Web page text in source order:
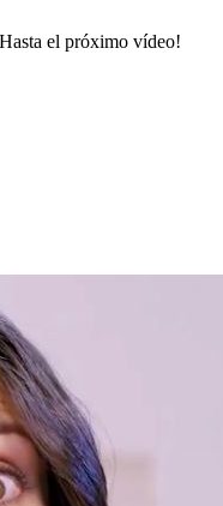
el próximo vídeo!